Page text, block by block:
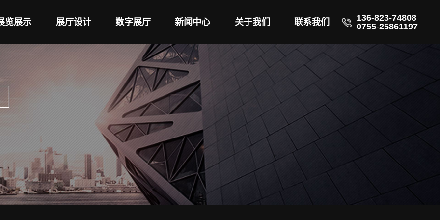
览展示 展厅设计 数字展厅 新闻中心 关于我们 联系我们
136-823-74808
0755-25861197